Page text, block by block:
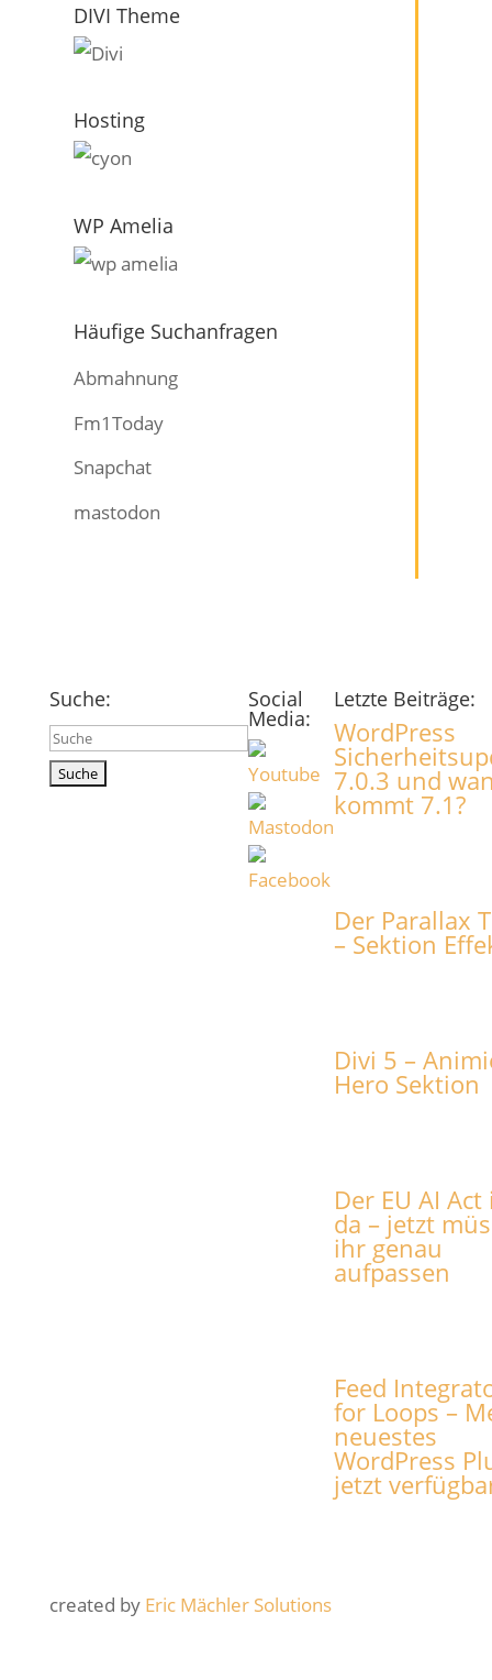
DIVI Theme
Hosting
WP Amelia
Häufige Suchanfragen
Abmahnung
Fm1Today
Snapchat
mastodon
Suche:
Suchen
nach:
Social
Media:
Letzte Beiträge:
WordPress
7.0.3 und
kommt 7.1?
Der Parallax
– Sektion
Divi 5 –
Hero Sektion
Der EU AI Act
da – jetzt
ihr genau
aufpassen
Feed
for Loops –
neuestes
WordPress
jetzt
created by Eric Mächler Solutions